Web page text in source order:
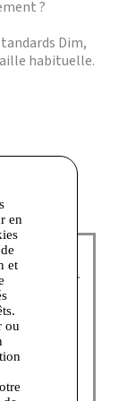
?
Dim,
habituelle.
opacité
quotidien
marque
sous-
de
en
et
ou